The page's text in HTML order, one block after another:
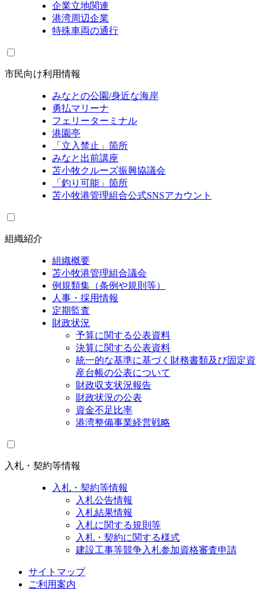
企業立地関連
港湾周辺企業
特殊車両の通行
市民向け利用情報
みなとの公園/身近な海岸
勇払マリーナ
フェリーターミナル
港園亭
「立入禁止」箇所
みなと出前講座
苫小牧クルーズ振興協議会
「釣り可能」箇所
苫小牧港管理組合公式SNSアカウント
組織紹介
組織概要
苫小牧港管理組合議会
例規類集（条例や規則等）
人事・採用情報
定期監査
財政状況
予算に関する公表資料
決算に関する公表資料
統一的な基準に基づく財務書類及び固定資
産台帳の公表について
財政収支状況報告
財政状況の公表
資金不足比率
港湾整備事業経営戦略
入札・契約等情報
入札・契約等情報
入札公告情報
入札結果情報
入札に関する規則等
入札・契約に関する様式
建設工事等競争入札参加資格審査申請
サイトマップ
ご利用案内